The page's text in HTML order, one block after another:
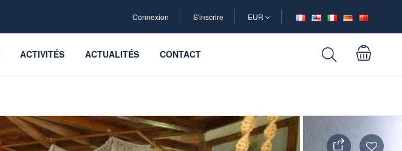
Connexion S'inscrire EUR
ACTIVITÉS ACTUALITÉS CONTACT